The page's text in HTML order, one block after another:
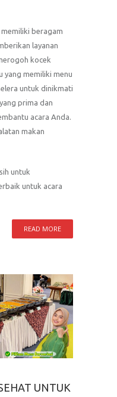
beragam
layanan
kocek
yang memiliki menu
untuk dinikmati
prima dan
acara Anda.
makan
untuk
untuk acara
READ MORE
UNTUK